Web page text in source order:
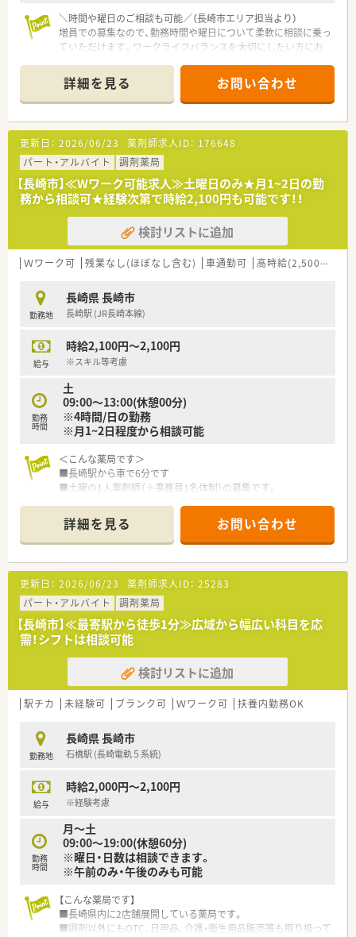
励みながら薬剤師としてのスキルアップを目指す方が活躍中で
す。
■患者様一人ひとりのお話をじっくりと伺い、心療内科などの繊
細な対応が求められる場面でも優しく寄り添える方が活躍中で
す。
＼時間や曜日のご相談も可能／（長崎市エリア担当より）
増員での募集なので、勤務時間や曜日について柔軟に相談に乗っ
ていただけます。ワークライフバランスを大切にしたい方にお
【店舗情報と応需状況について】
■千歳町駅から徒歩1分という非常にアクセスの良い場所にあ
り、日々の通勤負担が少なく働きやすい調剤薬局です。
■眼科や精神科をはじめ、内科や消化器科など非常に多岐にわた
る科目の処方箋を応需している店舗となっております。
■1日あたりの処方箋応需枚数は40枚から50枚程度であり、患者
様一人ひとりにしっかりと時間をかけて対応できます。
【法人特徴について】
■長崎県と福岡県を中心に複数の店舗を展開しており、今後も福
岡エリアなどでの新規開局を予定している成長企業です。
■代表自身が薬剤師であることから現場への理解が非常に深く、
医師の開業支援等も行っているため経営基盤が安定していま
■会社全体として残業時間を減らすための労務管理が徹底され
ており、従業員が心身ともに健康で長く働ける環境です。
■現在は正社員1名とパート従業員3名が在籍しており、お互い
に助け合いながら業務を進めるチームワークの良さが魅力で
■代表が現場の状況をよく理解しているためスタッフ間の風通
しも良く、困りごとがあればすぐに相談できる温かい雰囲気で
す。
■処方箋の応需枚数が落ち着いているため、焦ることなくご自身
【こんな方が活躍中】
■ワークライフバランスを大切にしながら、勤務時間の相談制度
を活用してご家庭と仕事を上手に両立させている方が活躍中で
す。
■眼科や精神科など幅広い診療科目からの処方箋に触れること
で、常に自己研鑽に励みながらスキルアップを目指す方が活躍中
です。
■患者様一人ひとりのお話をじっくりと伺い、居宅への訪問時に
も優しく寄り添いながらきめ細やかな対応ができる方が活躍中
です。
詳細を見る お問い合わせ
更新日： 2026/06/23 薬剤師求人ID： 176648
パート・アルバイト
調剤薬局
【長崎市】≪Wワーク可能求人≫土曜日のみ★月1~2日の勤
務から相談可★経験次第で時給2,100円も可能です！！
検討リストに追加
Ｗワーク可 残業なし(ほぼなし含む) 車通勤可 高時給(2,500円以上)
勤務地
長崎県 長崎市
長崎駅 (JR長崎本線)
給与
時給2,100円～2,100円
※スキル等考慮
勤務
時間
土
09:00～13:00(休憩00分)
※4時間/日の勤務
※月1~2日程度から相談可能
＜こんな薬局です＞
■長崎駅から車で6分です
■土曜の1人薬剤師（＋事務員1名体制）の募集です。
＜業務内容＞
■内科外科整形外科の処方箋がメインですが、広域の処方箋を扱
いますので勉強になる環境です。
■土曜日の9時から13時までの勤務で、月に1～2回程度の勤務も
相談可能です。
■1人薬剤師体制ですが、土曜日の処方箋枚数は多くても20枚程
度と負担は少ないです。
■取扱品目数は1,200品目程です。
■地域に密着した薬局です。
■OTCの取り扱いもございます。
■患者様の健やかな毎日のために寄り添い続ける薬局でありた
いというお考えをお持ちの薬局さんです。
■薬がないとき等、困ったときのフォロー体制もございます。
詳細を見る お問い合わせ
更新日： 2026/06/23 薬剤師求人ID： 25283
パート・アルバイト
調剤薬局
【長崎市】≪最寄駅から徒歩1分≫広域から幅広い科目を応
需！シフトは相談可能
検討リストに追加
駅チカ 未経験可 ブランク可 Ｗワーク可 扶養内勤務OK
勤務地
長崎県 長崎市
石橋駅 (長崎電軌５系統)
給与
時給2,000円～2,100円
※経験考慮
勤務
時間
月～土
09:00～19:00(休憩60分)
※曜日・日数は相談できます。
※午前のみ・午後のみも可能
【こんな薬局です】
■長崎県内に2店舗展開している薬局です。
■調剤以外にもOTC、日用品、介護・衛生用品販売等も取り扱って